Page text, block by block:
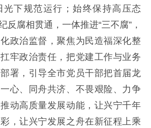
光下规范运行；始终保持高压态
反腐相贯通，一体推进“三不腐”，
政治监督，聚焦为民造福深化整
牢政治责任，把党建工作与业务
署，引导全市党员干部把首届龙
心、同舟共济、不畏艰险、力争
推动高质量发展动能，让兴宁千年
，让兴宁发展之舟在新征程上乘